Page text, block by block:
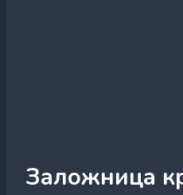
Заложница